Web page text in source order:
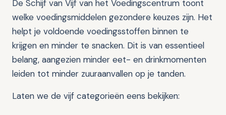
De Schijf van Vijf van het Voedingscentrum toont
welke voedingsmiddelen gezondere keuzes zijn. Het
helpt je voldoende voedingsstoffen binnen te
krijgen en minder te snacken. Dit is van essentieel
belang, aangezien minder eet- en drinkmomenten
leiden tot minder zuuraanvallen op je tanden.
Laten we de vijf categorieën eens bekijken: